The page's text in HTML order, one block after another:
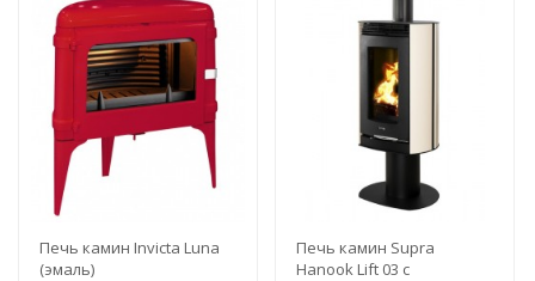
Печь камин Invicta Luna
(эмаль)
Печь камин Supra
Hanook Lift 03 с